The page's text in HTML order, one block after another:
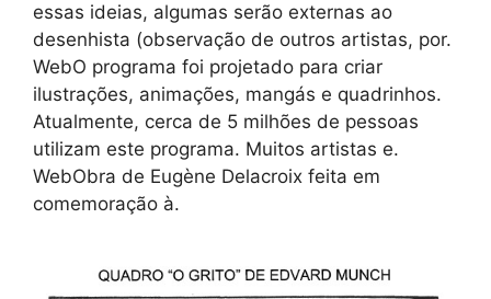
essas ideias, algumas serão externas ao
desenhista (observação de outros artistas, por.
WebO programa foi projetado para criar
ilustrações, animações, mangás e quadrinhos.
Atualmente, cerca de 5 milhões de pessoas
utilizam este programa. Muitos artistas e.
WebObra de Eugène Delacroix feita em
comemoração à.